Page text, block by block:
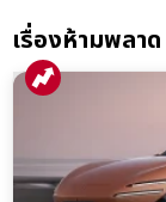
เรื่องห้ามพลาด